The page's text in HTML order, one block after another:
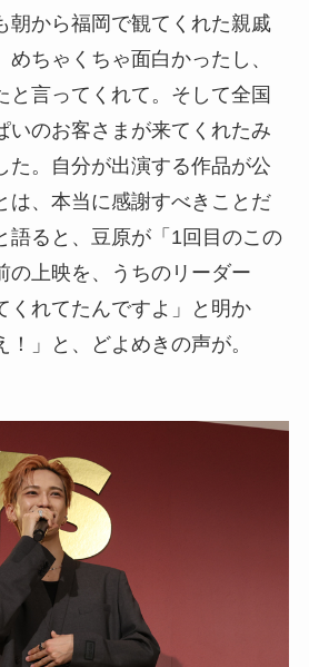
朝から福岡で観てくれた親戚
めちゃくちゃ面白かったし、
と言ってくれて。そして全国
いのお客さまが来てくれたみ
た。自分が出演する作品が公
は、本当に感謝すべきことだ
語ると、豆原が「1回目のこの
の上映を、うちのリーダー
くれてたんですよ」と明か
！」と、どよめきの声が。